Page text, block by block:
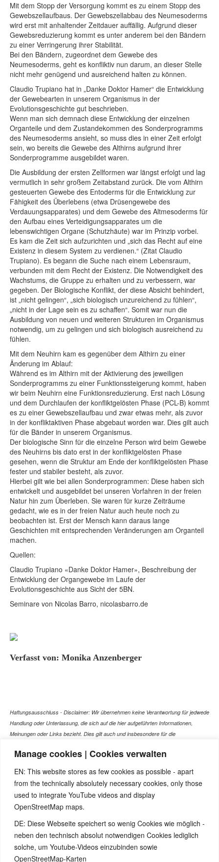
Manage cookies | Cookies verwalten
EN: This website stores as few cookies as possible - apart
from the technically absolutely necessary cookies, only those
used to integrate YouTube videos and display
OpenStreetMap maps.
DE: Diese Webseite speichert so wenig Cookies wie möglich -
neben den technisch absolut notwendigen Cookies lediglich
solche, um Youtube-Videos einzubinden sowie
OpenStreetMap-Karten
Mit dem Stopp der Versorgung kommt es zu einem Stopp des
Gewebszellaufbaus. Der Gewebszellabbau des Neumesoderms
wird erst mit anhaltender Zeitdauer auffällig. Aufgrund dieser
Gewebsreduzierung kommt es unter anderem bei den Bändern
zu einer Verringerung ihrer Stabilität.
Bei den Bändern, zugeordnet dem Gewebe des
Neumesoderms, geht es konfliktiv nun darum, an dieser Stelle
nicht mehr genügend und ausreichend halten zu können.
Claudio Trupiano hat in „Danke Doktor Hamer“ die Entwicklung
der Gewebearten in unserem Organismus in der
Evolutionsgeschichte gut beschrieben.
Wenn man sich demnach diese Entwicklung der einzelnen
Organteile und dem Zustandekommen des Sonderprogramms
des Neumesoderms ansieht, so muss dies in einer Zeit erfolgt
sein, wo bereits die Gewebe des Althirns aufgrund ihrer
Sonderprogramme ausgebildet waren.
Die Ausbildung der ersten Zellformen war längst erfolgt und lag
vermutlich in sehr großem Zeitabstand zurück. Die vom Althirn
gesteuerten Gewebe des Entoderms für die Entwicklung zur
Fähigkeit des Überlebens (etwa Drüsengewebe des
Verdauungsapparates) und dem Gewebe des Altmesoderms für
den Aufbau eines Verteidigungsapparates um die
lebenswichtigen Organe (Schutzhäute) war im Prinzip vorbei.
Es kam die Zeit sich aufzurichten und „sich das Recht auf eine
Existenz in diesem System zu verdienen.“ (Zitat Claudio
Trupiano). Es begann die Suche nach einem Lebensraum,
verbunden mit dem Recht der Existenz. Die Notwendigkeit des
Wachstums, die Gruppe zu erhalten und zu verbessern, war
gegeben. Der Biologische Konflikt, der diese Absicht behindert,
ist „nicht gelingen“, „sich biologisch unzureichend zu fühlen“,
„nicht in der Lage sein es zu schaffen“. Somit war nun die
Ausbildung von neuen und weiteren Strukturen im Organismus
notwendig, um zu gelingen und sich biologisch ausreichend zu
fühlen.
Mit dem Neuhirn kam es gegenüber dem Althirn zu einer
Änderung im Ablauf:
Während es im Althirn mit der Aktivierung des jeweiligen
Sonderprogramms zu einer Funktionssteigerung kommt, haben
wir beim Neuhirn eine Funktionsreduzierung. Erst nach Lösung
und dem Durchlaufen der konfliktgelösten Phase (PCL-B) kommt
es zu einer Gewebszellaufbau und zwar etwas mehr, als zuvor
in der konfliktaktiven Phase abgebaut worden war. Dies gilt auch
für die Bänder in unserem Organismus.
Der biologische Sinn für die einzelne Person wird beim Gewebe
des Neuhirns bis dato erst in der konfliktgelösten Phase
gesehen, wenn die Struktur am Ende der konfliktgelösten Phase
fester und stabiler besteht, als zuvor.
Hierbei gilt wie bei allen Sonderprogrammen: Diese haben sich
entwickelt und ausgebildet bei unseren Vorfahren in der freien
Natur hin zum Überleben. Sie waren für kurze Zeiträume
gedacht, wie es in der freien Natur auch heute noch zu
beobachten ist. Erst der Mensch kann daraus lange
Geschichten mit entsprechenden Veränderungen am Organteil
machen.
Quellen:
Claudio Trupiano «Danke Doktor Hamer», Beschreibung der
Entwicklung der Organgewebe im Laufe der
Evolutionsgeschichte aus Sicht der 5BN.
Seminare von Nicolas Barro, nicolasbarro.de
Verfasst von: Monika Anzenberger
Haftungsausschluss - Disclaimer: Wir übernehmen keine Verantwortung für jedwede
Handlung oder Unterlassung, die sich auf die hier aufgeführten Informationen,
Meinungen oder Links bezieht. Dies gilt auch und insbesondere für die
Gespräch mit dem Arzt Ihres Vertrauens darstellen können. Bei den Texten auf
Versuch einer Diagnose oder Behandlung! Wir übernehmen keinerlei Gewähr für die
Korrektheit, Aktualität, Vollständigkeit oder Qualität der Informationen auf dieser
Website. Zusätzlich müssen wir jede Haftung oder Garantie ausschließen. Dies gilt
auch für alle Verweise (Links), die direkt oder indirekt angeboten werden. Wir
können für die Inhalte solcher externen Sites, die Sie mittels eines Links oder
sonstiger Hinweise erreichen, keine Verantwortung übernehmen. Ferner haften wir
nicht für direkte oder indirekte Schäden, die auf Informationen zurückgeführt werden
können, die auf diesen externen Websites stehen